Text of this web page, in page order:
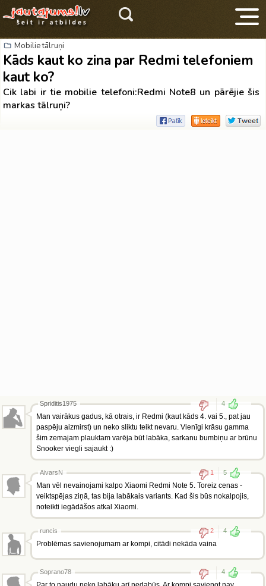
Mobilie tālruņi
Kāds kaut ko zina par Redmi telefoniem
kaut ko?
Cik labi ir tie mobilie telefoni:Redmi Note8 un pārējie šis
markas tālruņi?
Spriditis1975 4
Man vairākus gadus, kā otrais, ir Redmi (kaut kāds 4. vai 5., pat jau
paspēju aizmirst) un neko sliktu teikt nevaru. Vienīgi krāsu gamma
šim zemajam plauktam varēja būt labāka, sarkanu bumbiņu ar brūnu
Snooker viegli sajaukt :)
AivarsN 1 5
Man vēl nevainojami kalpo Xiaomi Redmi Note 5. Toreiz cenas -
veiktspējas ziņā, tas bija labākais variants. Kad šis būs nokalpojis,
noteikti iegādāšos atkal Xiaomi.
runcis 2 4
Problēmas savienojumam ar kompi, citādi nekāda vaina
Soprano78 4